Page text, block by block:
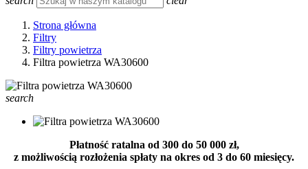
Strona główna
Filtry
Filtry powietrza
Filtra powietrza WA30600
search
Płatność ratalna od 300 do 50 000 zł,
z możliwością rozłożenia spłaty na okres od 3 do 60 miesięcy.